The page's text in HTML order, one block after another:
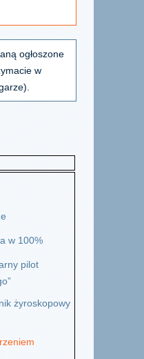
ogłoszone
w
w 100%
pilot
żyroskopowy